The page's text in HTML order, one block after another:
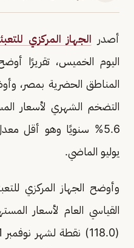
أصدر الجهاز المركزي
اليوم الخميس، تقريرًا
المناطق الحضرية بمصر،
التضخم الشهري لأسعار
5.6% سنويًا وهو أقل
يوليو الماضي.
وأوضح الجهاز المركزي
القياسي العام لأسعار